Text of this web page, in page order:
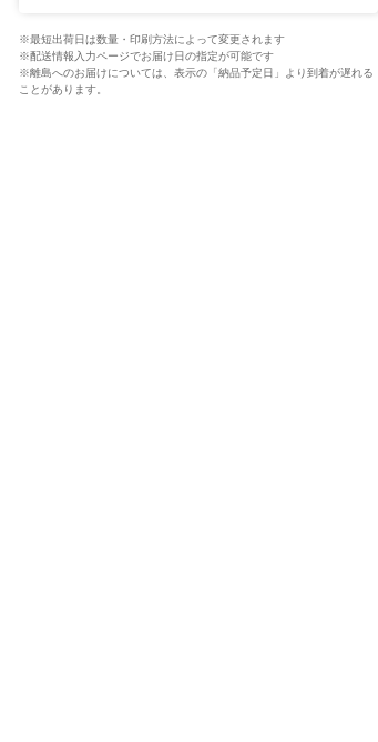
※最短出荷日は数量・印刷方法によって変更されます
※配送情報入力ページでお届け日の指定が可能です
※離島へのお届けについては、表示の「納品予定日」より到着が遅れる
ことがあります。